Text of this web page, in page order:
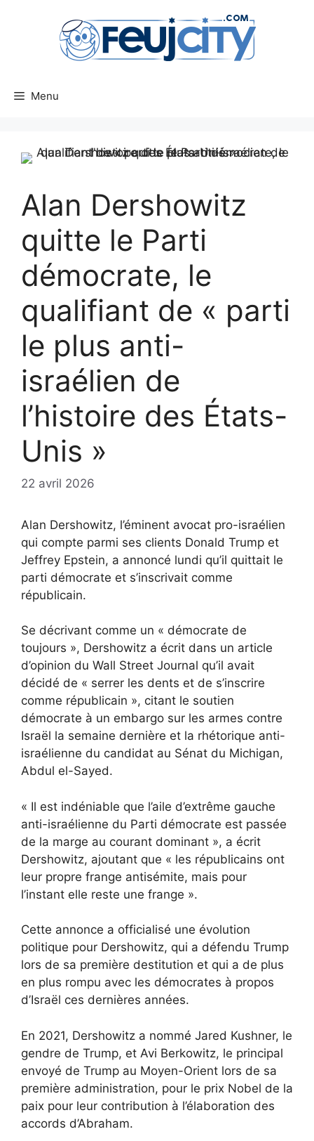
Menu
Alan Dershowitz
quitte le Parti
démocrate, le
qualifiant de « parti
le plus anti-
israélien de
l’histoire des États-
Unis »
22 avril 2026
Alan Dershowitz, l’éminent avocat pro-israélien
qui compte parmi ses clients Donald Trump et
Jeffrey Epstein, a annoncé lundi qu’il quittait le
parti démocrate et s’inscrivait comme
républicain.
Se décrivant comme un « démocrate de
toujours », Dershowitz a écrit dans un article
d’opinion du Wall Street Journal qu’il avait
décidé de « serrer les dents et de s’inscrire
comme républicain », citant le soutien
démocrate à un embargo sur les armes contre
Israël la semaine dernière et la rhétorique anti-
israélienne du candidat au Sénat du Michigan,
Abdul el-Sayed.
« Il est indéniable que l’aile d’extrême gauche
anti-israélienne du Parti démocrate est passée
de la marge au courant dominant », a écrit
Dershowitz, ajoutant que « les républicains ont
leur propre frange antisémite, mais pour
l’instant elle reste une frange ».
Cette annonce a officialisé une évolution
politique pour Dershowitz, qui a défendu Trump
lors de sa première destitution et qui a de plus
en plus rompu avec les démocrates à propos
d’Israël ces dernières années.
En 2021, Dershowitz a nommé Jared Kushner, le
gendre de Trump, et Avi Berkowitz, le principal
envoyé de Trump au Moyen-Orient lors de sa
première administration, pour le prix Nobel de la
paix pour leur contribution à l’élaboration des
accords d’Abraham.